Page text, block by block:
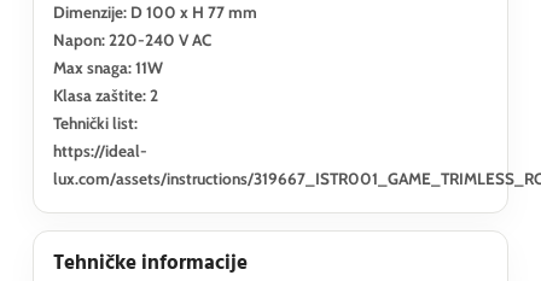
Dimenzije: D 100 x H 77 mm
Napon: 220-240 V AC
Max snaga: 11W
Klasa zaštite: 2
Tehnički list:
https://ideal-
lux.com/assets/instructions/
Tehničke informacije